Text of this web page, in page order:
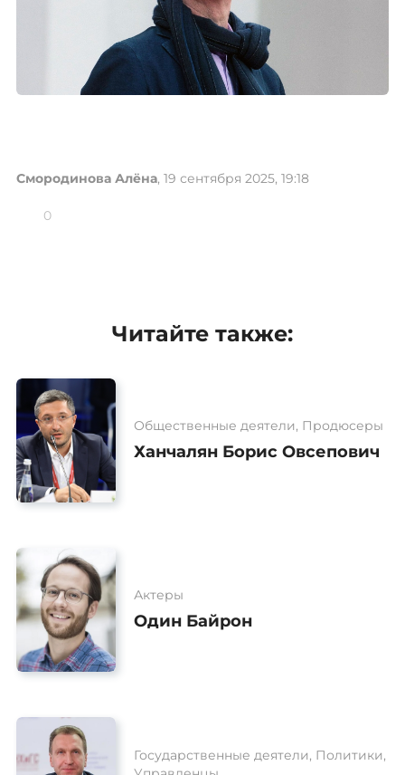
Смородинова Алёна, 19 сентября 2025, 19:18
0
Читайте также:
Общественные деятели, Продюсеры
Ханчалян Борис Овсепович
Актеры
Один Байрон
Государственные деятели, Политики,